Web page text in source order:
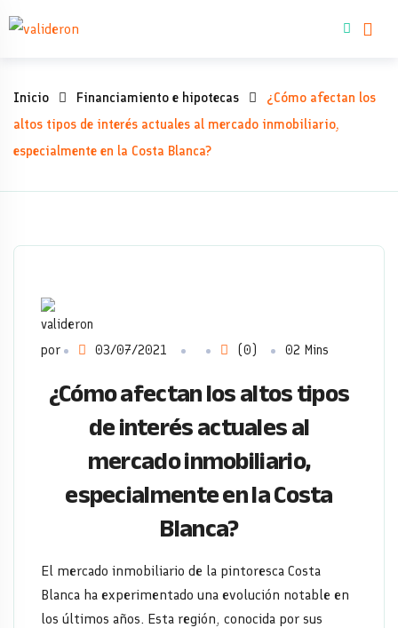
Skip
Comprar
¿Cómo
afectan
los
tipos
de
interés
actuales
mercado
inmobiliario,
especialmente
en
Inicio Financiamiento e hipotecas
¿Cómo afectan los
altos tipos de interés actuales al mercado inmobiliario,
especialmente en la Costa Blanca?
por 03/07/2021 (0) 02 Mins
¿Cómo afectan los altos tipos
de interés actuales al
mercado inmobiliario,
especialmente en la Costa
Blanca?
El mercado inmobiliario de la pintoresca Costa
Blanca ha experimentado una evolución notable en
los últimos años. Esta región, conocida por sus